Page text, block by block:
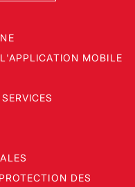
MOBILE
DES